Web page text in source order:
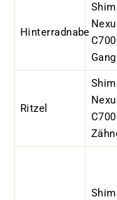
Hinterradnabe
Gang
Ritzel